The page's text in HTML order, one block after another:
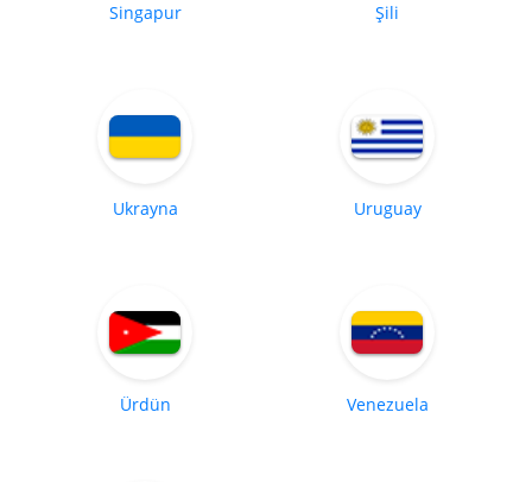
Singapur Şili
Ukrayna Uruguay
Ürdün Venezuela